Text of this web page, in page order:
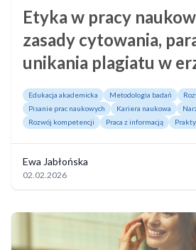
Etyka w pracy
zasady cytowania,
unikania plagiatu w
Edukacja akademicka Metodologia badań
Pisanie prac naukowych
Kariera naukowa
Rozwój kompetencji
Praca z informacją
Ewa Jabłońska
02.02.2026